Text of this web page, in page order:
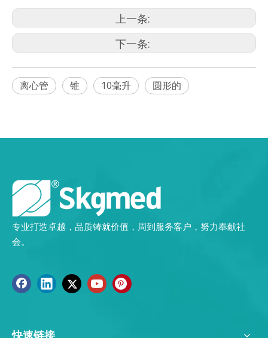
上一条:
下一条:
离心管 锥 10毫升 圆形的
专业打造卓越，品质铸就价值，周到服务客户，努力奉献社
会。
快速链接